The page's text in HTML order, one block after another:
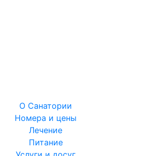
О Санатории
Номера и цены
Лечение
Питание